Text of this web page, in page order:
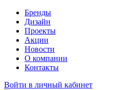
Бренды
Дизайн
Проекты
Акции
Новости
О компании
Контакты
Войти в личный кабинет